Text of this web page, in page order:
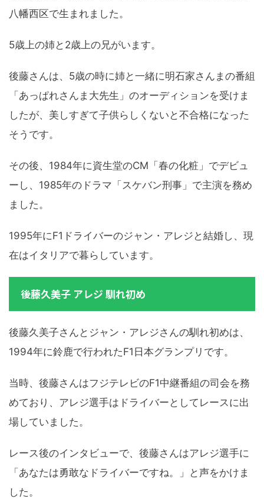
八幡西区で生まれました。
5歳上の姉と2歳上の兄がいます。
後藤さんは、5歳の時に姉と一緒に明石家さんまの番組
「あっぱれさんま大先生」のオーディションを受けま
したが、美しすぎて子供らしくないと不合格になった
そうです。
その後、1984年に資生堂のCM「春の化粧」でデビュ
ーし、1985年のドラマ「スケバン刑事」で主演を務め
ました。
1995年にF1ドライバーのジャン・アレジと結婚し、現
在はイタリアで暮らしています。
後藤久美子 アレジ 馴れ初め
後藤久美子さんとジャン・アレジさんの馴れ初めは、
1994年に鈴鹿で行われたF1日本グランプリです。
当時、後藤さんはフジテレビのF1中継番組の司会を務
めており、アレジ選手はドライバーとしてレースに出
場していました。
レース後のインタビューで、後藤さんはアレジ選手に
「あなたは勇敢なドライバーですね。」と声をかけま
した。